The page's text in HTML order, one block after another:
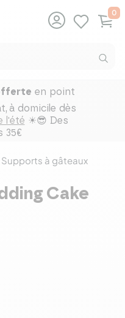
0
en point
à domicile dès
l'été ☀😎 Des
35€
Supports à gâteaux
Cake